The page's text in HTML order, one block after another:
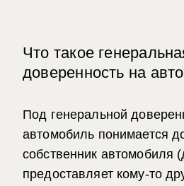
Что такое
доверенность на
Под генеральной
автомобиль понимается
собственник автомобиля
предоставляет кому-то